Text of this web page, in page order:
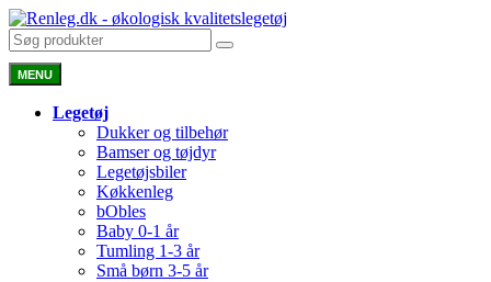
MENU
Legetøj
Dukker og tilbehør
Bamser og tøjdyr
Legetøjsbiler
Køkkenleg
bObles
Baby 0-1 år
Tumling 1-3 år
Små børn 3-5 år